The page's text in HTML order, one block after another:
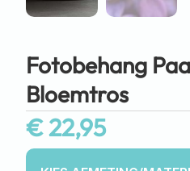
Fotobehang
Bloemtros
€22,95